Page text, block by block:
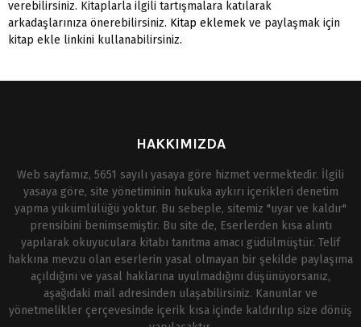
verebilirsiniz. Kitaplarla ilgili tartışmalara katılarak
arkadaşlarınıza önerebilirsiniz. Kitap eklemek ve paylaşmak için
kitap ekle linkini kullanabilirsiniz.
HAKKIMIZDA
Web sayfamız, 5651 sayılı yasaya göre hizmet vermektedir. İlgili
yasaya göre, site yönetiminin hukuka aykırı içerikleri denetim
yapma yükümlülüğü yoktur. Bu sebeple, sitemiz "uyar ve kaldır"
prensibini benimsemiştir. Bu site de, Eserlerden kısa alıntı
yapılarak okuyuculara kitabı tanıtma amacı güdülmüştür. Telif
hakkına mevzu olan eserlerin yasal olmayan bir şekilde paylaşıma
açıldığını ve yasal haklarına uyulmadığını düşünüyorsanız,
aşağıdaki mail adresinden ulaşabilirsiniz. Kanunlar ve
yönetmelikler çerçevesinde içerik kısa içinde kaldırılıp size dönüş